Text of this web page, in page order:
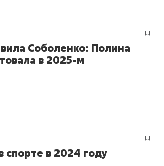
Соболенко: Полина
в 2025-м
спорте в 2024 году